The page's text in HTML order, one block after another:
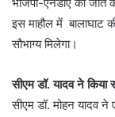
इस माहौल में बालाघाट
सौभाग्य मिलेगा।
सीएम डॉ. यादव ने किया
सीएम डॉ. मोहन यादव